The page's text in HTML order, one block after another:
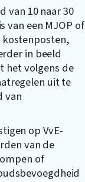
van 10 naar 30
van een MJOP of
kostenposten,
in beeld
het volgens de
uit te
van
op VvE-
van de
of